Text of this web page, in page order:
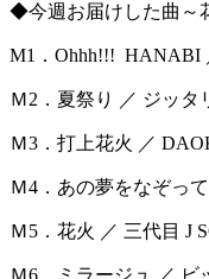
◆今週お届けした曲～
M1．Ohhh!!! HANABI
Ｍ2．夏祭り ／ ジッタ
Ｍ3．打上花火 ／
Ｍ4．あの夢をなぞっ
Ｍ5．花火 ／ 三代目 J